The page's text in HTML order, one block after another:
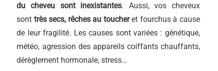
du cheveu sont inexistantes. Aussi, vos cheveux
sont très secs, rêches au toucheret fourchus à cause
de leur fragilité. Les causes sont variées : génétique,
météo, agression des appareils coiffants chauffants,
dérèglement hormonale, stress…